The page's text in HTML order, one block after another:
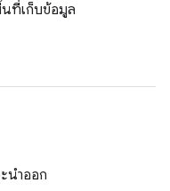
นที่เก็บข้อมูล
นำออก